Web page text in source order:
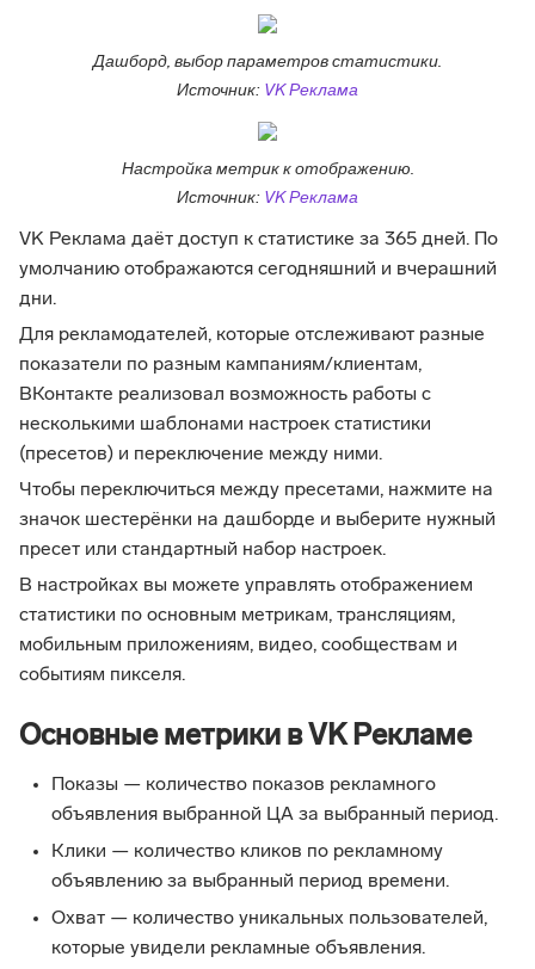
Дашборд, выбор параметров статистики.
Источник: VK Реклама
Настройка метрик к отображению.
Источник: VK Реклама
VK Реклама даёт доступ к статистике за 365 дней. По
умолчанию отображаются сегодняшний и вчерашний
дни.
Для рекламодателей, которые отслеживают разные
показатели по разным кампаниям/клиентам,
ВКонтакте реализовал возможность работы с
несколькими шаблонами настроек статистики
(пресетов) и переключение между ними.
Чтобы переключиться между пресетами, нажмите на
значок шестерёнки на дашборде и выберите нужный
пресет или стандартный набор настроек.
В настройках вы можете управлять отображением
статистики по основным метрикам, трансляциям,
мобильным приложениям, видео, сообществам и
событиям пикселя.
Основные метрики в VK Рекламе
Показы — количество показов рекламного
объявления выбранной ЦА за выбранный период.
Клики — количество кликов по рекламному
объявлению за выбранный период времени.
Охват — количество уникальных пользователей,
которые увидели рекламные объявления.